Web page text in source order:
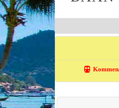
directions_transit